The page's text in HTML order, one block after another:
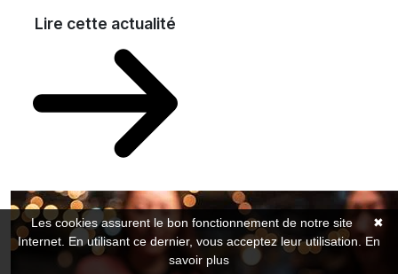
Lire cette actualité
✖
Les cookies assurent le bon fonctionnement de notre site
Internet. En utilisant ce dernier, vous acceptez leur utilisation. En
savoir plus